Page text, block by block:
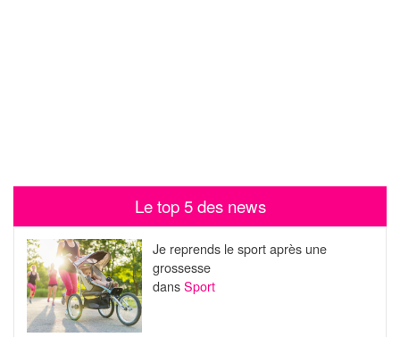
Le top 5 des news
Je reprends le sport après une
grossesse
dansSport